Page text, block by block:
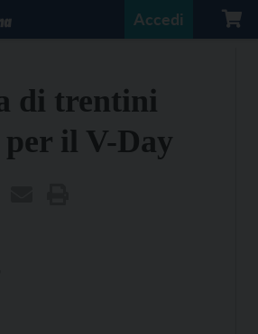
Accedi
di trentini
per il V-Day